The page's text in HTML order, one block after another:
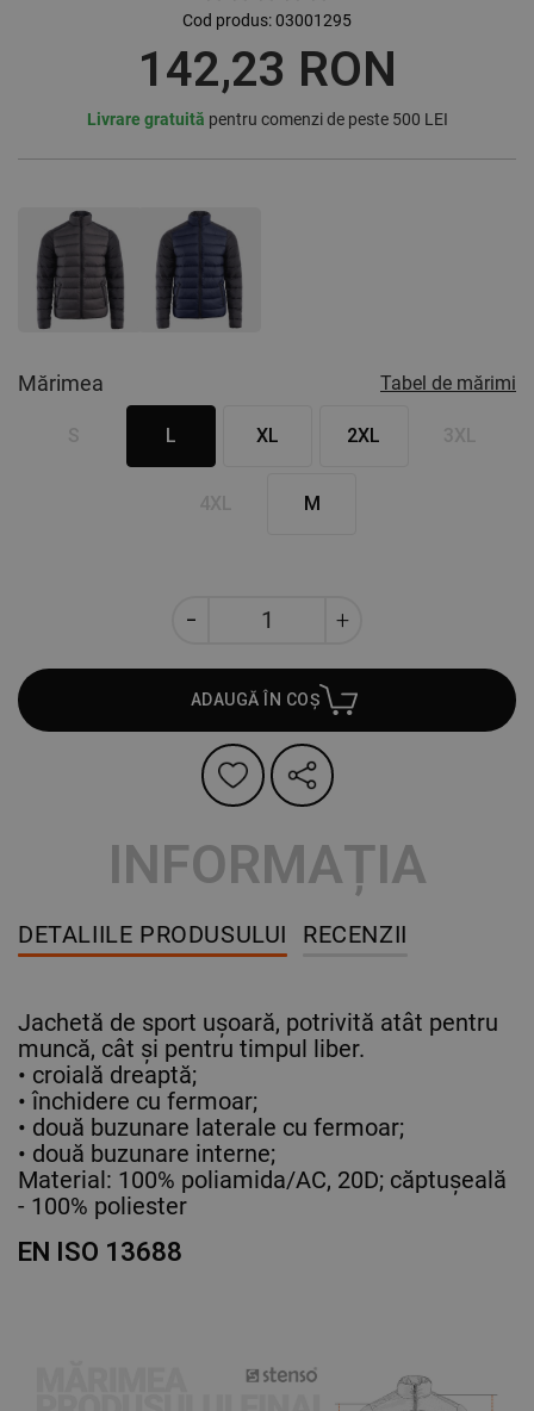
Cod produs:03001295
142,23 RON
Livrare gratuită pentru comenzi de peste 500 LEI
Mărimea Tabel de mărimi
L XL 2XL
M
ADAUGĂ ÎN COȘ
INFORMAȚIA
DETALIILE PRODUSULUI RECENZII
Jachetă de sport ușoară, potrivită atât pentru
muncă, cât și pentru timpul liber.
• croială dreaptă;
• închidere cu fermoar;
• două buzunare laterale cu fermoar;
• două buzunare interne;
Material: 100% poliamida/AC, 20D; căptușeală
- 100% poliester
EN ISO 13688